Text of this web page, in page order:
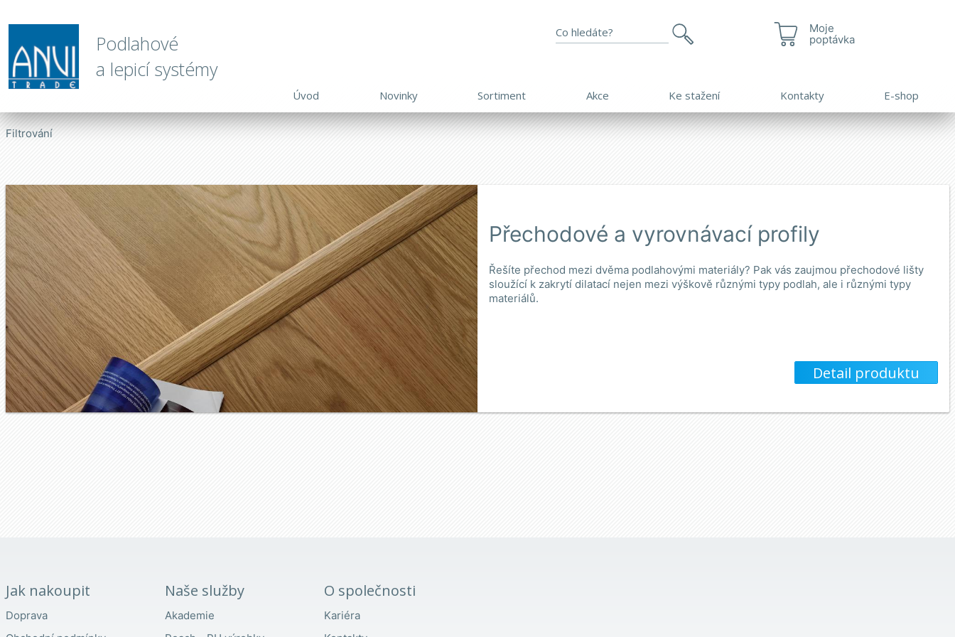
Podlahové
a lepicí systémy
Moje
poptávka
Úvod Novinky Sortiment Akce Ke stažení Kontakty E-shop
Filtrování
Přechodové a vyrovnávací profily
Řešíte přechod mezi dvěma podlahovými materiály? Pak vás zaujmou přechodové lišty
sloužící k zakrytí dilatací nejen mezi výškově různými typy podlah, ale i různými typy
materiálů.
Detail produktu
Jak nakoupit
Doprava
Naše služby
Akademie
O společnosti
Kariéra